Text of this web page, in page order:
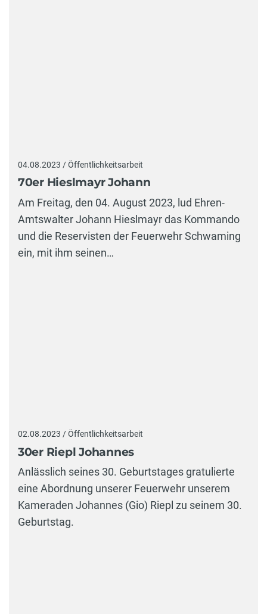
04.08.2023 / Öffentlichkeitsarbeit
70er Hieslmayr Johann
Am Freitag, den 04. August 2023, lud Ehren-
Amtswalter Johann Hieslmayr das Kommando
und die Reservisten der Feuerwehr Schwaming
ein, mit ihm seinen…
02.08.2023 / Öffentlichkeitsarbeit
30er Riepl Johannes
Anlässlich seines 30. Geburtstages gratulierte
eine Abordnung unserer Feuerwehr unserem
Kameraden Johannes (Gio) Riepl zu seinem 30.
Geburtstag.